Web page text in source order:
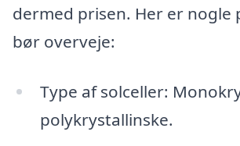
dermed prisen. Her er nogle
bør overveje:
Type af solceller:
polykrystallinske.